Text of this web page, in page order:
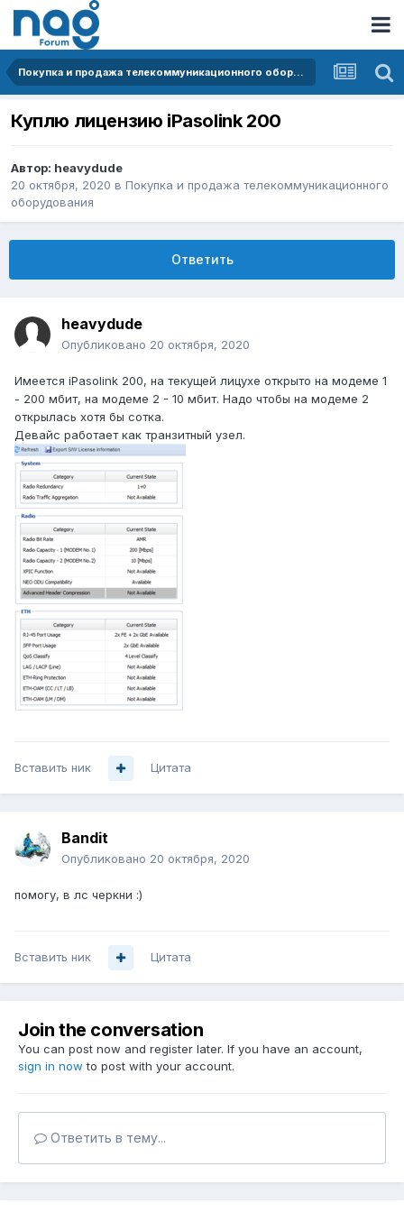
Покупка и продажа телекоммуникационного оборудования
Куплю лицензию iPasolink 200
Автор: heavydude
20 октября, 2020 в Покупка и продажа телекоммуникационного
оборудования
Ответить
heavydude
Опубликовано 20 октября, 2020
Имеется iPasolink 200, на текущей лицухе открыто на модеме 1
- 200 мбит, на модеме 2 - 10 мбит. Надо чтобы на модеме 2
открылась хотя бы сотка.
Девайс работает как транзитный узел.
Вставить ник Цитата
Bandit
Опубликовано 20 октября, 2020
помогу, в лс черкни :)
Вставить ник Цитата
Join the conversation
You can post now and register later. If you have an account,
sign in now to post with your account.
Ответить в тему...